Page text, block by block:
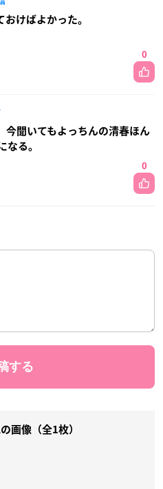
けばよかった。
0
今聞いてもよっちんの清春ほん
なる。
0
画像（全1枚）